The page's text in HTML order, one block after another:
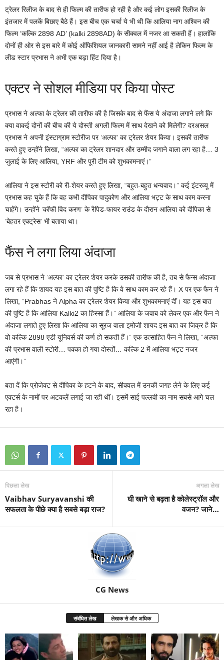
ट्रेलर रिलीज के बाद से ही फिल्म की तारीफ हो रही है और कई लोग इसकी रिलीज के
इंतजार में पलकें बिछाए बैठे हैं। इस बीच एक चर्चा ये भी थी कि आलिया नाग अश्विन की
फिल्म ‘कल्कि 2898 AD’ (kalki 2898AD) के सीक्वल में नजर आ सकती हैं। हालांकि
दोनों ही ओर से इस बारे में कोई ऑफिशियल जानकारी सामने नहीं आई है लेकिन फिल्म के
लीड स्टार प्रभास ने अभी एक बड़ा हिंट दिया है।
एक्टर ने सोशल मीडिया पर किया पोस्ट
प्रभास ने अल्फा के ट्रेलर की तारीफ की है जिसके बाद से फैंस ये अंदाजा लगाने लगे कि
क्या वाकई दोनों की बीच की ये दोस्ती अगली फिल्म में साथ देखने को मिलेगी? दरअसल
प्रभास ने अपनी इंस्टाग्राम स्टोरीज पर ‘अल्फा’ का ट्रेलर शेयर किया। इसकी तारीफ
करते हुए उन्होंने लिखा, “अल्फा का ट्रेलर शानदार और उम्मीद जगाने वाला लग रहा है… 3
जुलाई के लिए आलिया, YRF और पूरी टीम को शुभकामनाएं।”
आलिया ने इस स्टोरी को री-शेयर करते हुए लिखा, “बहुत-बहुत धन्यवाद।” कई इंटरव्यू में
प्रभास कह चुके हैं कि वह कभी दीपिका पादुकोण और आलिया भट्ट के साथ काम करना
चाहेंगे। उन्होंने ‘कॉफी विद करण’ के रैपिड-फायर राउंड के दौरान आलिया को दीपिका से
‘बेहतर एक्ट्रेस’ भी बताया था।
फैंस ने लगा लिया अंदाजा
जब से प्रभास ने ‘अल्फा’ का ट्रेलर शेयर करके उसकी तारीफ की है, तब से फैन्स अंदाजा
लगा रहे हैं कि शायद यह इस बात की पुष्टि है कि वे साथ काम कर रहे हैं। X पर एक फैन ने
लिखा, “Prabhas ने Alpha का ट्रेलर शेयर किया और शुभकामनाएं दीं। यह इस बात
की पुष्टि है कि आलिया Kalki2 का हिस्सा हैं।” आलिया के जवाब को लेकर एक और फैन ने
अंदाजा लगाते हुए लिखा कि आलिया का सूरज वाला इमोजी शायद इस बात का जिक्र है कि
वो कल्कि 2898 एडी यूनिवर्स की कर्ण हो सकती हैं।” एक उत्साहित फैन ने लिखा, “अल्फा
की प्रभास वाली स्टोरी… पक्का हो गया दोस्तों… कल्कि 2 में आलिया भट्ट नजर
आएंगी।”
बता दें कि प्रोजेक्ट से दीपिका के हटने के बाद, सीक्वल में उनकी जगह लेने के लिए कई
एक्टर्स के नामों पर अटकलें लगाई जा रही थीं। इसमें साई पल्लवी का नाम सबसे आगे चल
रहा है।
पिछला लेख
Vaibhav Suryavanshi की
सफलता के पीछे क्या है सबसे बड़ा राज?
अगला लेख
घी खाने से बढ़ता है कोलेस्ट्रॉल और
वजन? जाने…
CG News
संबंधित लेख लेखक से और अधिक